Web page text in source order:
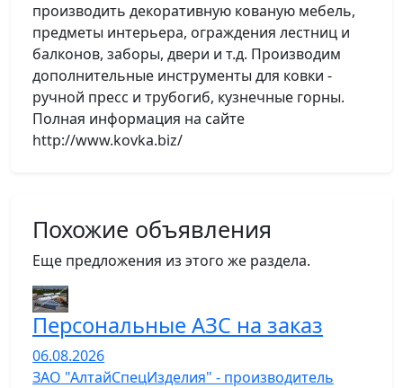
производить декоративную кованую мебель,
предметы интерьера, ограждения лестниц и
балконов, заборы, двери и т.д. Производим
дополнительные инструменты для ковки -
ручной пресс и трубогиб, кузнечные горны.
Полная информация на сайте
http://www.kovka.biz/
Похожие объявления
Еще предложения из этого же раздела.
Персональные АЗС на заказ
06.08.2026
ЗАО "АлтайСпецИзделия" - производитель